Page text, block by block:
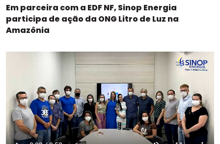
Em parceira com a EDF NF, Sinop Energia
participa de ação da ONG Litro de Luz na
Amazônia